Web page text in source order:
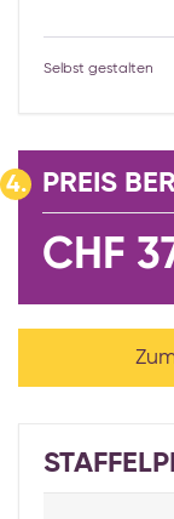
Selbst gestalten
4. PREIS
CHF